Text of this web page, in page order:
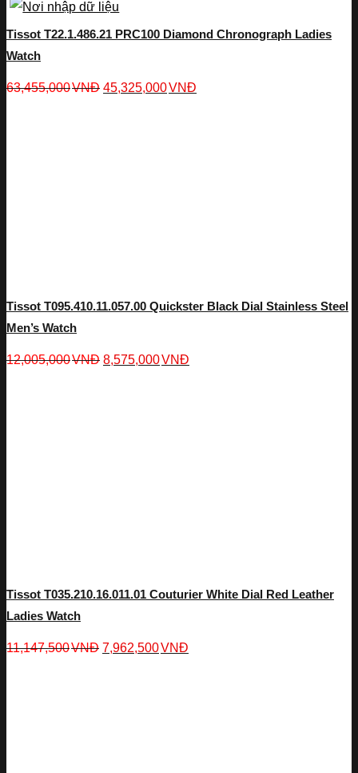
Tissot T22.1.486.21 PRC100 Diamond Chronograph Ladies
Watch
63,455,000VNĐ 45,325,000VNĐ
Tissot T095.410.11.057.00 Quickster Black Dial Stainless Steel
Men’s Watch
12,005,000VNĐ 8,575,000VNĐ
Tissot T035.210.16.011.01 Couturier White Dial Red Leather
Ladies Watch
11,147,500VNĐ 7,962,500VNĐ